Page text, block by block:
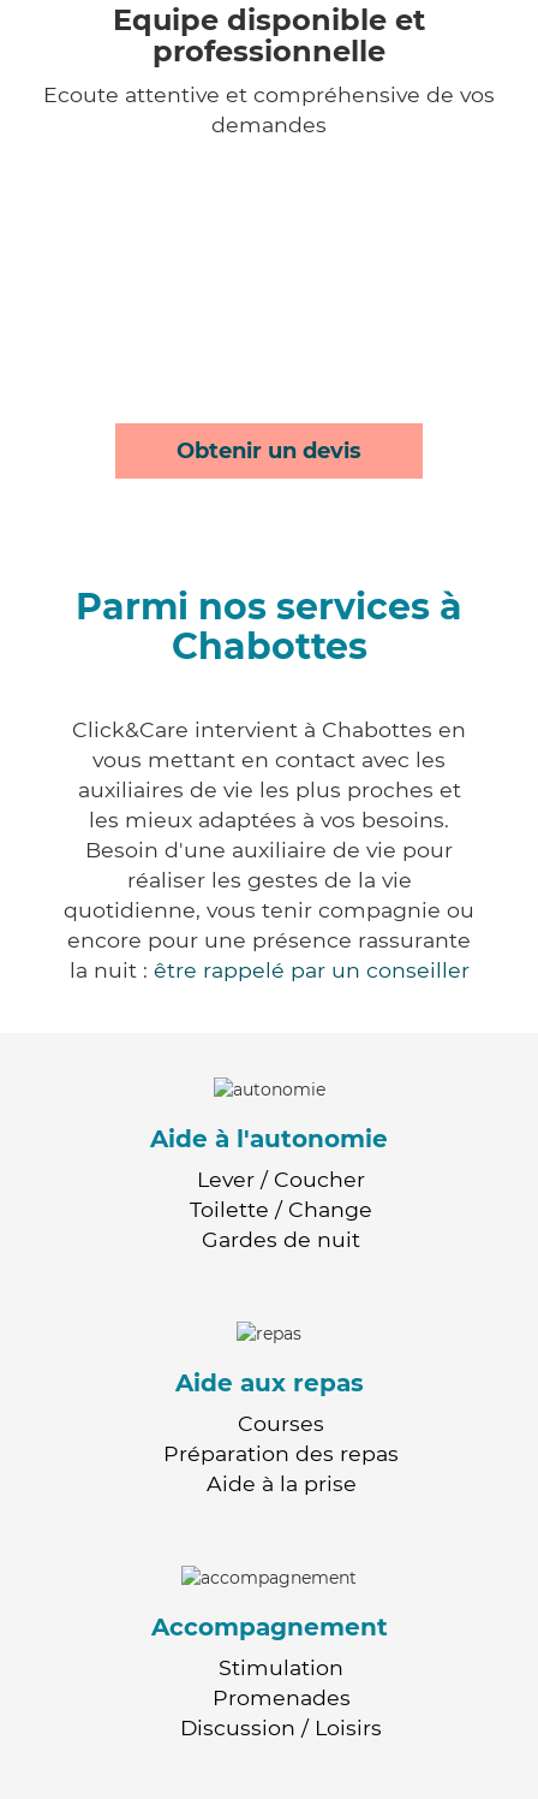
Equipe disponible et
professionnelle
Ecoute attentive et compréhensive de vos
demandes
Obtenir un devis
Parmi nos services à
Chabottes
Click&Care intervient à Chabottes en
vous mettant en contact avec les
auxiliaires de vie les plus proches et
les mieux adaptées à vos besoins.
Besoin d'une auxiliaire de vie pour
réaliser les gestes de la vie
quotidienne, vous tenir compagnie ou
encore pour une présence rassurante
la nuit : être rappelé par un conseiller
Aide à l'autonomie
Lever / Coucher
Toilette / Change
Gardes de nuit
Aide aux repas
Courses
Préparation des repas
Aide à la prise
Accompagnement
Stimulation
Promenades
Discussion / Loisirs